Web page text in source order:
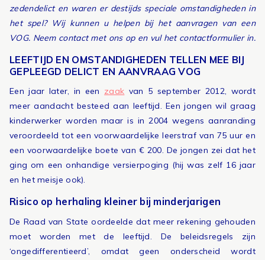
zedendelict en waren er destijds speciale omstandigheden in
het spel? Wij kunnen u helpen bij het aanvragen van een
VOG. Neem contact met ons op en vul het contactformulier in.
LEEFTIJD EN OMSTANDIGHEDEN TELLEN MEE BIJ
GEPLEEGD DELICT EN AANVRAAG VOG
Een jaar later, in een zaak van 5 september 2012, wordt
meer aandacht besteed aan leeftijd. Een jongen wil graag
kinderwerker worden maar is in 2004 wegens aanranding
veroordeeld tot een voorwaardelijke leerstraf van 75 uur en
een voorwaardelijke boete van € 200. De jongen zei dat het
ging om een onhandige versierpoging (hij was zelf 16 jaar
en het meisje ook).
Risico op herhaling kleiner bij minderjarigen
De Raad van State oordeelde dat meer rekening gehouden
moet worden met de leeftijd. De beleidsregels zijn
‘ongedifferentieerd’, omdat geen onderscheid wordt